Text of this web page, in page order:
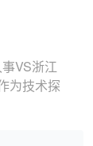
VS浙江
为技术探